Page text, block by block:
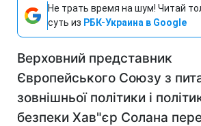
Не трать время на шум! Читай
суть из РБК-Украина в Google
Верховний представник
Європейського Союзу з
зовнішньої політики і
безпеки Хав"єр Солана